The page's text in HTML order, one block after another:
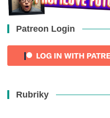
Patreon Login
Rubriky